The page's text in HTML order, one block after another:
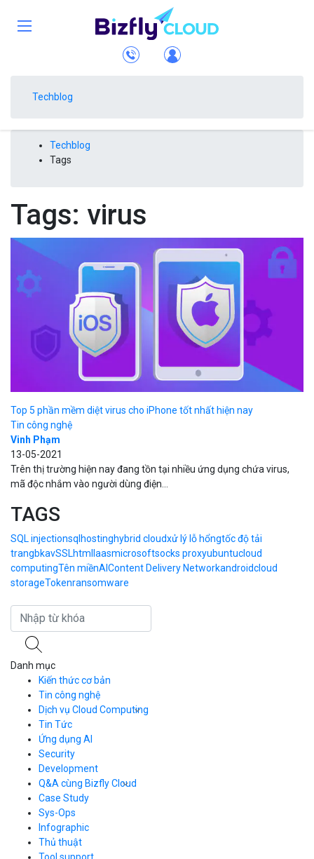
Techblog
Techblog
Tags
Tags: virus
Top 5 phần mềm diệt virus cho iPhone tốt nhất hiện nay
Tin công nghệ
Vinh Phạm
13-05-2021
Trên thị trường hiện nay đang tồn tại nhiều ứng dụng chứa virus,
mã độc nhắm vào người dùng điện...
TAGS
SQL injectionsql hostinghybrid cloudxử lý lỗ hổngtốc độ tải
trangbkavSSLhtml Iaasmicrosoftsocks proxyubuntucloud
computingTên miềnAI Content Delivery Networkandroidcloud
storageTokenransomware
Danh mục
Kiến thức cơ bản
Tin công nghệ
Dịch vụ Cloud Computing
Cloud Server
CDN
Load Balancer
Auto Scaling
Container Registry
Kubernetes
Cloud Database
Call Center
Business Email
Simple Storage
Tin Tức
Ứng dụng AI
Security
Development
Q&A cùng Bizfly Cloud
Q&A về Bizfly Cloud Server
Thao tác kết nối tới server
Videos
Q&A về Bizfly Business Email
Videos
Case Study
Sys-Ops
Infographic
Thủ thuật
Tool support